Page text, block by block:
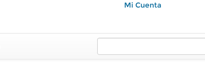
Mi Cuenta